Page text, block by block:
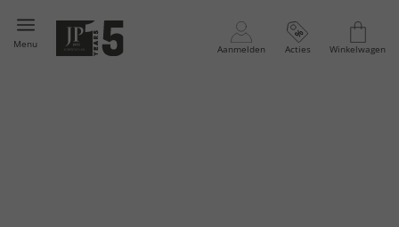
Menu Aanmelden Acties Winkelwagen